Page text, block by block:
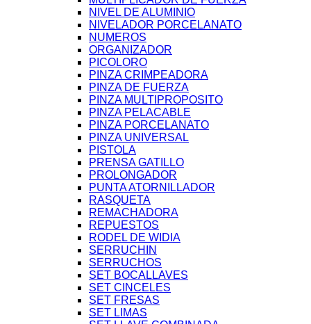
NIVEL DE ALUMINIO
NIVELADOR PORCELANATO
NUMEROS
ORGANIZADOR
PICOLORO
PINZA CRIMPEADORA
PINZA DE FUERZA
PINZA MULTIPROPOSITO
PINZA PELACABLE
PINZA PORCELANATO
PINZA UNIVERSAL
PISTOLA
PRENSA GATILLO
PROLONGADOR
PUNTA ATORNILLADOR
RASQUETA
REMACHADORA
REPUESTOS
RODEL DE WIDIA
SERRUCHIN
SERRUCHOS
SET BOCALLAVES
SET CINCELES
SET FRESAS
SET LIMAS